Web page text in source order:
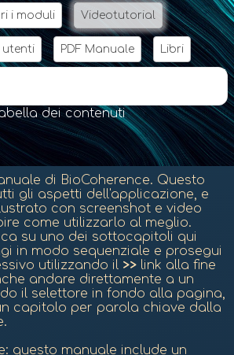
i moduli Videotutorial
utenti PDF Manuale Libri
dei contenuti
di BioCoherence. Questo
gli aspetti dell'applicazione, e
con screenshot e video
come utilizzarlo al meglio.
su uno dei sottocapitoli qui
in modo sequenziale e prosegui
utilizzando il >>link alla fine
andare direttamente a un
il selettore in fondo alla pagina,
capitolo per parola chiave dalla
questo manuale include un